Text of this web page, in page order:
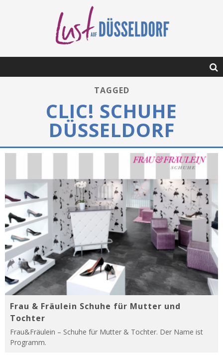
TAGGED
CLIC! SCHUHE
DÜSSELDORF
Frau & Fräulein Schuhe für Mutter und
Tochter
Frau&Fräulein – Schuhe für Mutter & Tochter. Der Name ist
Programm.